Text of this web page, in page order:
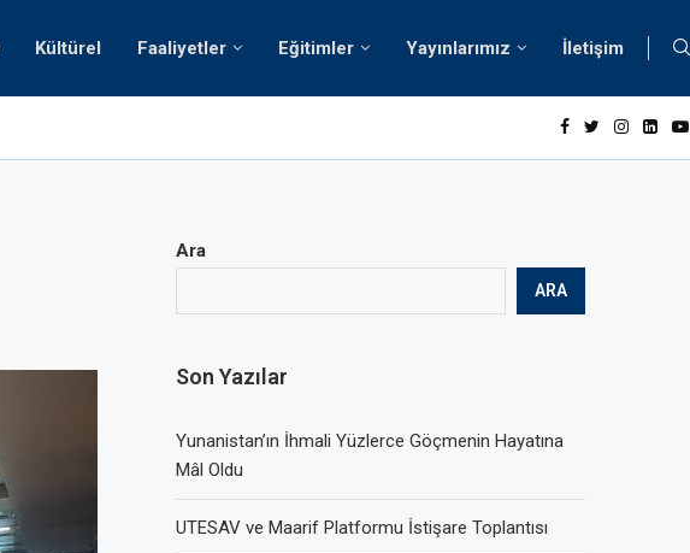
Kültürel Faaliyetler Eğitimler Yayınlarımız İletişim
Ara
ARA
Son Yazılar
Yunanistan’ın İhmali Yüzlerce Göçmenin Hayatına
Mâl Oldu
UTESAV ve Maarif Platformu İstişare Toplantısı